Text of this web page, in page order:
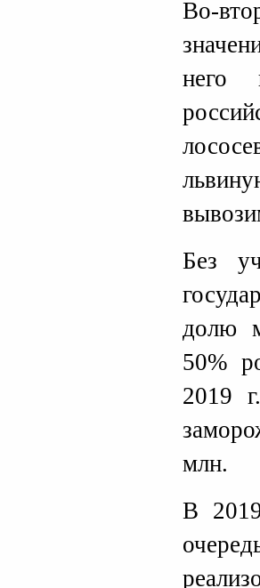
Во-
него
Без
долю
50%
2019
млн.
В